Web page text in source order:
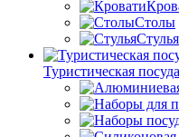
Столы
Стулья
Туристическая посуда